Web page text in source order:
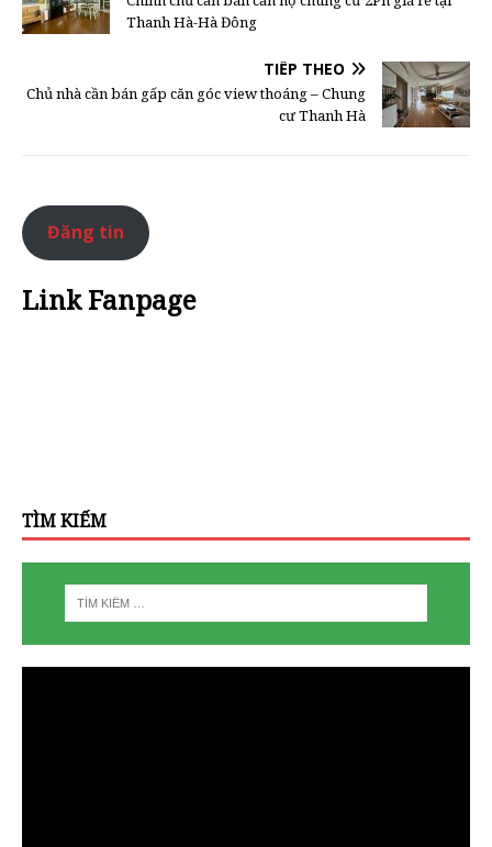
Thanh Hà-Hà Đông
TIẾP THEO
Chủ nhà cần bán gấp căn góc view thoáng – Chung
cư Thanh Hà
Đăng tin
Link Fanpage
TÌM KIẾM